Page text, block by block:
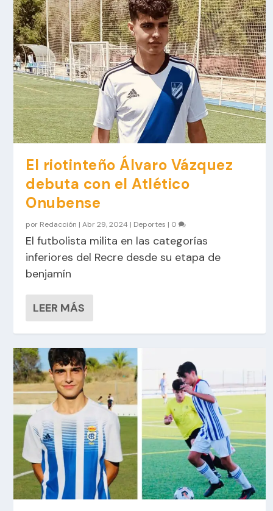
El riotinteño Álvaro Vázquez
debuta con el Atlético
Onubense
por Redacción |Abr 29, 2024 | Deportes | 0
El futbolista milita en las categorías
inferiores del Recre desde su etapa de
benjamín
LEER MÁS